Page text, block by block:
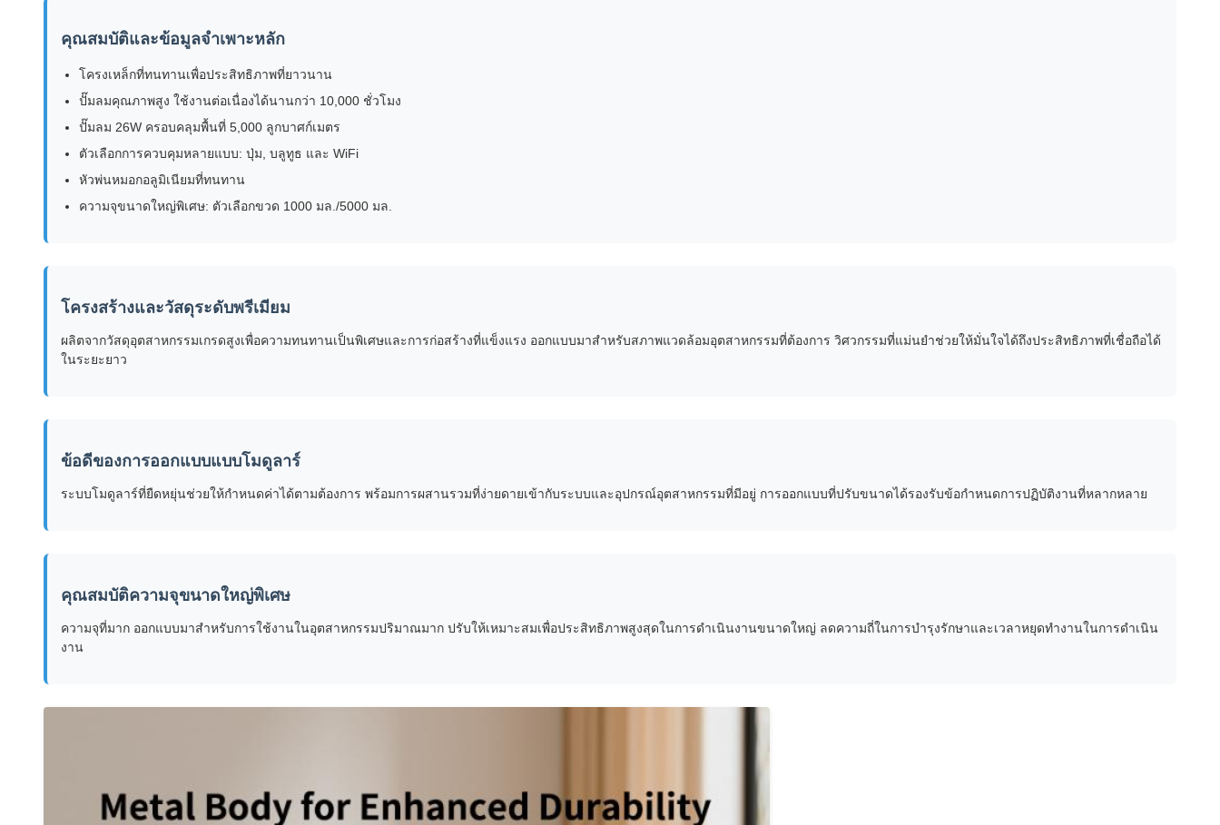
คุณสมบัติและข้อมูลจำเพาะหลัก
โครงเหล็กที่ทนทานเพื่อประสิทธิภาพที่ยาวนาน
ปั๊มลมคุณภาพสูง ใช้งานต่อเนื่องได้นานกว่า 10,000 ชั่วโมง
ปั๊มลม 26W ครอบคลุมพื้นที่ 5,000 ลูกบาศก์เมตร
ตัวเลือกการควบคุมหลายแบบ: ปุ่ม, บลูทูธ และ WiFi
หัวพ่นหมอกอลูมิเนียมที่ทนทาน
ความจุขนาดใหญ่พิเศษ: ตัวเลือกขวด 1000 มล./5000 มล.
โครงสร้างและวัสดุระดับพรีเมียม
ผลิตจากวัสดุอุตสาหกรรมเกรดสูงเพื่อความทนทานเป็นพิเศษและการก่อสร้างที่แข็งแรง ออกแบบมาสำหรับสภาพแวดล้อมอุตสาหกรรมที่ต้องการ วิศวกรรมที่แม่นยำช่วยให้มั่นใจได้ถึงประสิทธิภาพที่เชื่อถือได้
ในระยะยาว
ข้อดีของการออกแบบแบบโมดูลาร์
ระบบโมดูลาร์ที่ยืดหยุ่นช่วยให้กำหนดค่าได้ตามต้องการ พร้อมการผสานรวมที่ง่ายดายเข้ากับระบบและอุปกรณ์อุตสาหกรรมที่มีอยู่ การออกแบบที่ปรับขนาดได้รองรับข้อกำหนดการปฏิบัติงานที่หลากหลาย
คุณสมบัติความจุขนาดใหญ่พิเศษ
ความจุที่มาก ออกแบบมาสำหรับการใช้งานในอุตสาหกรรมปริมาณมาก ปรับให้เหมาะสมเพื่อประสิทธิภาพสูงสุดในการดำเนินงานขนาดใหญ่ ลดความถี่ในการบำรุงรักษาและเวลาหยุดทำงานในการดำเนิน
งาน